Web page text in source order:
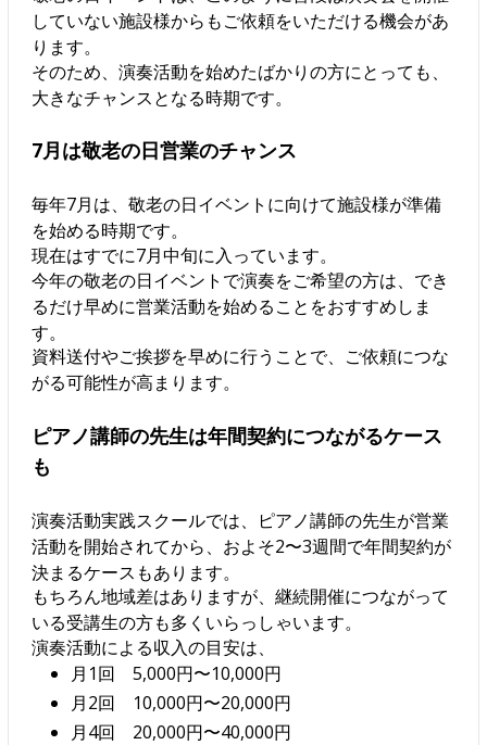
していない施設様からもご依頼をいただける機会があ
ります。
そのため、演奏活動を始めたばかりの方にとっても、
大きなチャンスとなる時期です。
7月は敬老の日営業のチャンス
毎年7月は、敬老の日イベントに向けて施設様が準備
を始める時期です。
現在はすでに7月中旬に入っています。
今年の敬老の日イベントで演奏をご希望の方は、でき
るだけ早めに営業活動を始めることをおすすめしま
す。
資料送付やご挨拶を早めに行うことで、ご依頼につな
がる可能性が高まります。
ピアノ講師の先生は年間契約につながるケース
も
演奏活動実践スクールでは、ピアノ講師の先生が営業
活動を開始されてから、およそ2〜3週間で年間契約が
決まるケースもあります。
もちろん地域差はありますが、継続開催につながって
いる受講生の方も多くいらっしゃいます。
演奏活動による収入の目安は、
月1回 5,000円〜10,000円
月2回 10,000円〜20,000円
月4回 20,000円〜40,000円